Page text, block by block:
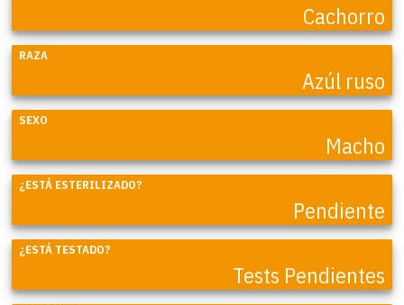
Cachorro
RAZA
Azúl ruso
SEXO
Macho
¿ESTÁ ESTERILIZADO?
Pendiente
¿ESTÁ TESTADO?
Tests Pendientes